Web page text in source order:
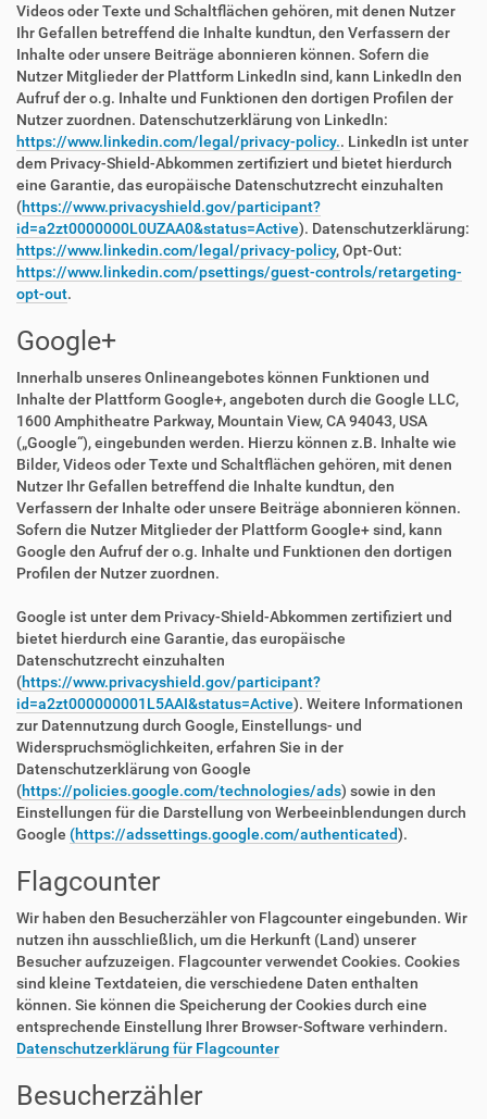
Videos oder Texte und Schaltflächen gehören, mit denen Nutzer
Ihr Gefallen betreffend die Inhalte kundtun, den Verfassern der
Inhalte oder unsere Beiträge abonnieren können. Sofern die
Nutzer Mitglieder der Plattform LinkedIn sind, kann LinkedIn den
Aufruf der o.g. Inhalte und Funktionen den dortigen Profilen der
Nutzer zuordnen. Datenschutzerklärung von LinkedIn:
https://www.linkedin.com/legal/privacy-policy.. LinkedIn ist unter
dem Privacy-Shield-Abkommen zertifiziert und bietet hierdurch
eine Garantie, das europäische Datenschutzrecht einzuhalten
(https://www.privacyshield.gov/participant?
id=a2zt0000000L0UZAA0&status=Active). Datenschutzerklärung:
https://www.linkedin.com/legal/privacy-policy, Opt-Out:
https://www.linkedin.com/psettings/guest-controls/retargeting-
opt-out.
Google+
Innerhalb unseres Onlineangebotes können Funktionen und
Inhalte der Plattform Google+, angeboten durch die Google LLC,
1600 Amphitheatre Parkway, Mountain View, CA 94043, USA
(„Google“), eingebunden werden. Hierzu können z.B. Inhalte wie
Bilder, Videos oder Texte und Schaltflächen gehören, mit denen
Nutzer Ihr Gefallen betreffend die Inhalte kundtun, den
Verfassern der Inhalte oder unsere Beiträge abonnieren können.
Sofern die Nutzer Mitglieder der Plattform Google+ sind, kann
Google den Aufruf der o.g. Inhalte und Funktionen den dortigen
Profilen der Nutzer zuordnen.
Google ist unter dem Privacy-Shield-Abkommen zertifiziert und
bietet hierdurch eine Garantie, das europäische
Datenschutzrecht einzuhalten
(https://www.privacyshield.gov/participant?
id=a2zt000000001L5AAI&status=Active). Weitere Informationen
zur Datennutzung durch Google, Einstellungs- und
Widerspruchsmöglichkeiten, erfahren Sie in der
Datenschutzerklärung von Google
(https://policies.google.com/technologies/ads) sowie in den
Einstellungen für die Darstellung von Werbeeinblendungen durch
Google (https://adssettings.google.com/authenticated).
Flagcounter
Wir haben den Besucherzähler von Flagcounter eingebunden. Wir
nutzen ihn ausschließlich, um die Herkunft (Land) unserer
Besucher aufzuzeigen. Flagcounter verwendet Cookies. Cookies
sind kleine Textdateien, die verschiedene Daten enthalten
können. Sie können die Speicherung der Cookies durch eine
entsprechende Einstellung Ihrer Browser-Software verhindern.
Datenschutzerklärung für Flagcounter
Besucherzähler